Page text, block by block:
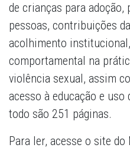
de crianças para adoção,
pessoas, contribuições
acolhimento
comportamental na
violência sexual, assim
acesso à educação e
todo são 251 páginas.
Para ler, acesse o site do